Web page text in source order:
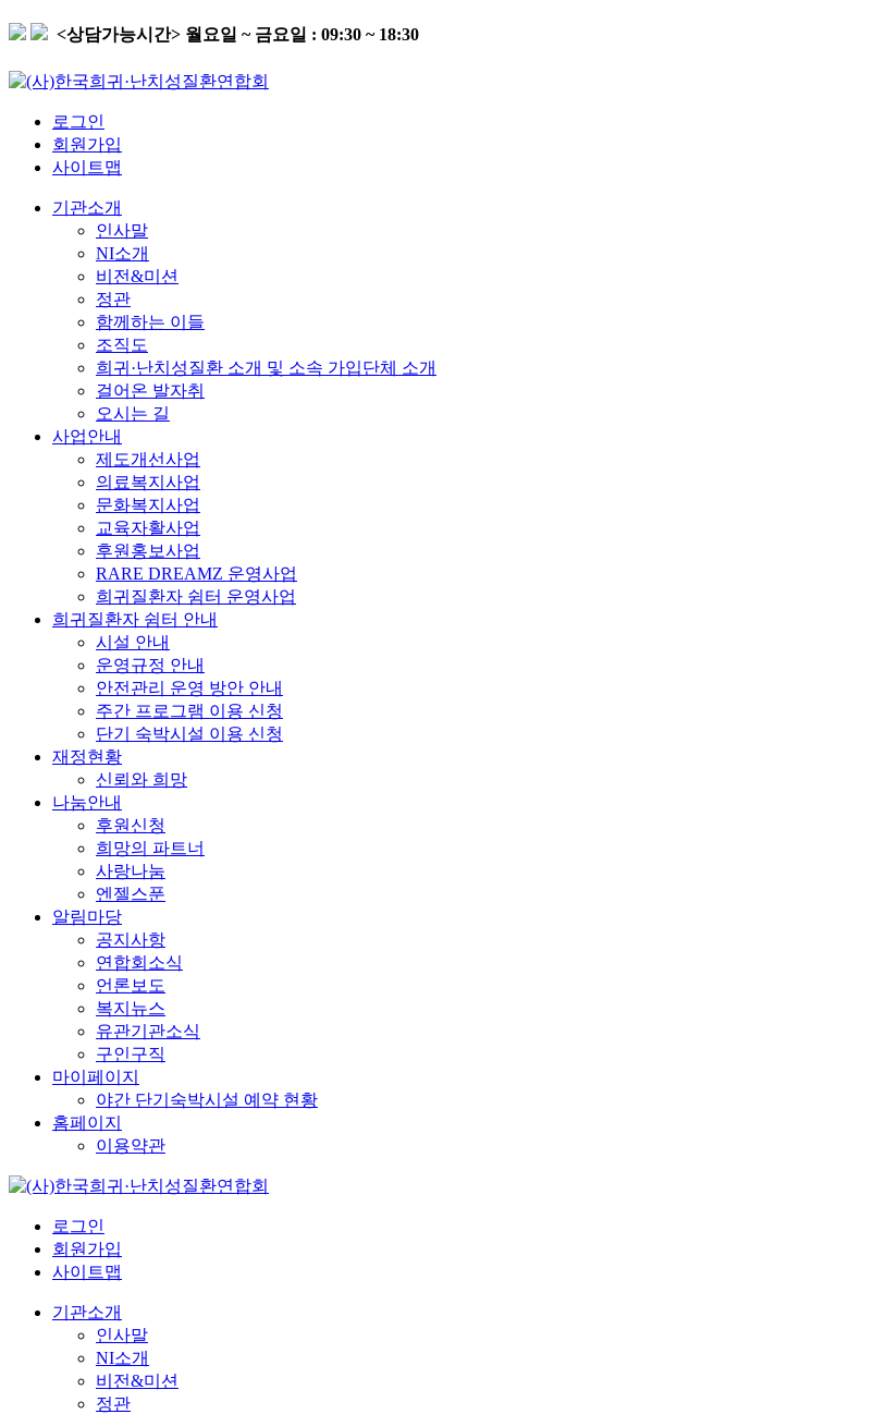
<상담가능시간> 월요일 ~ 금요일 : 09:30 ~ 18:30
로그인
회원가입
사이트맵
기관소개
인사말
NI소개
비전&미션
정관
함께하는 이들
조직도
희귀·난치성질환 소개 및 소속 가입단체 소개
걸어온 발자취
오시는 길
사업안내
제도개선사업
의료복지사업
문화복지사업
교육자활사업
후원홍보사업
RARE DREAMZ 운영사업
희귀질환자 쉼터 운영사업
희귀질환자 쉼터 안내
시설 안내
운영규정 안내
안전관리 운영 방안 안내
주간 프로그램 이용 신청
단기 숙박시설 이용 신청
재정현황
신뢰와 희망
나눔안내
후원신청
희망의 파트너
사랑나눔
엔젤스푼
알림마당
공지사항
연합회소식
언론보도
복지뉴스
유관기관소식
구인구직
마이페이지
야간 단기숙박시설 예약 현황
홈페이지
이용약관
로그인
회원가입
사이트맵
기관소개
인사말
NI소개
비전&미션
정관